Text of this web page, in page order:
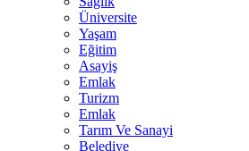
Üniversite
Yaşam
Eğitim
Asayiş
Emlak
Turizm
Emlak
Tarım Ve Sanayi
Belediye